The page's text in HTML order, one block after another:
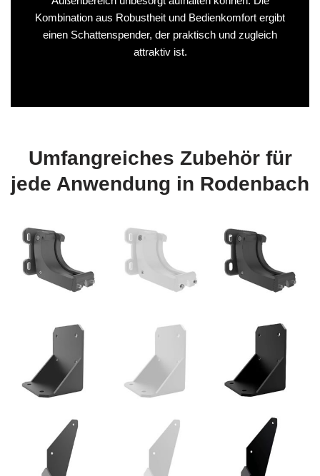
Kombination aus Robustheit und Bedienkomfort ergibt
einen Schattenspender, der praktisch und zugleich
attraktiv ist.
Umfangreiches Zubehör für
jede Anwendung in Rodenbach